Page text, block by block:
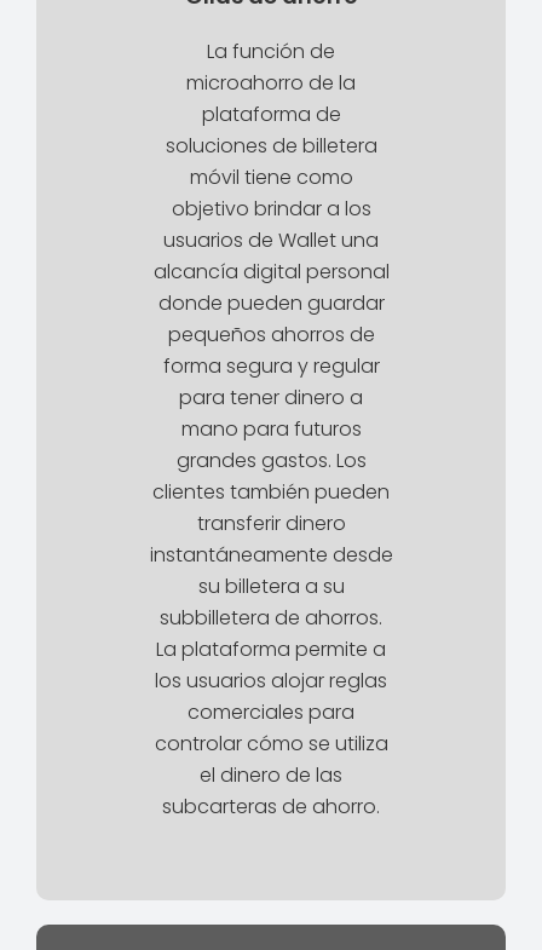
La función de
microahorro de la
plataforma de
soluciones de billetera
móvil tiene como
objetivo brindar a los
usuarios de Wallet una
alcancía digital personal
donde pueden guardar
pequeños ahorros de
forma segura y regular
para tener dinero a
mano para futuros
grandes gastos. Los
clientes también pueden
transferir dinero
instantáneamente desde
su billetera a su
subbilletera de ahorros.
La plataforma permite a
los usuarios alojar reglas
comerciales para
controlar cómo se utiliza
el dinero de las
subcarteras de ahorro.